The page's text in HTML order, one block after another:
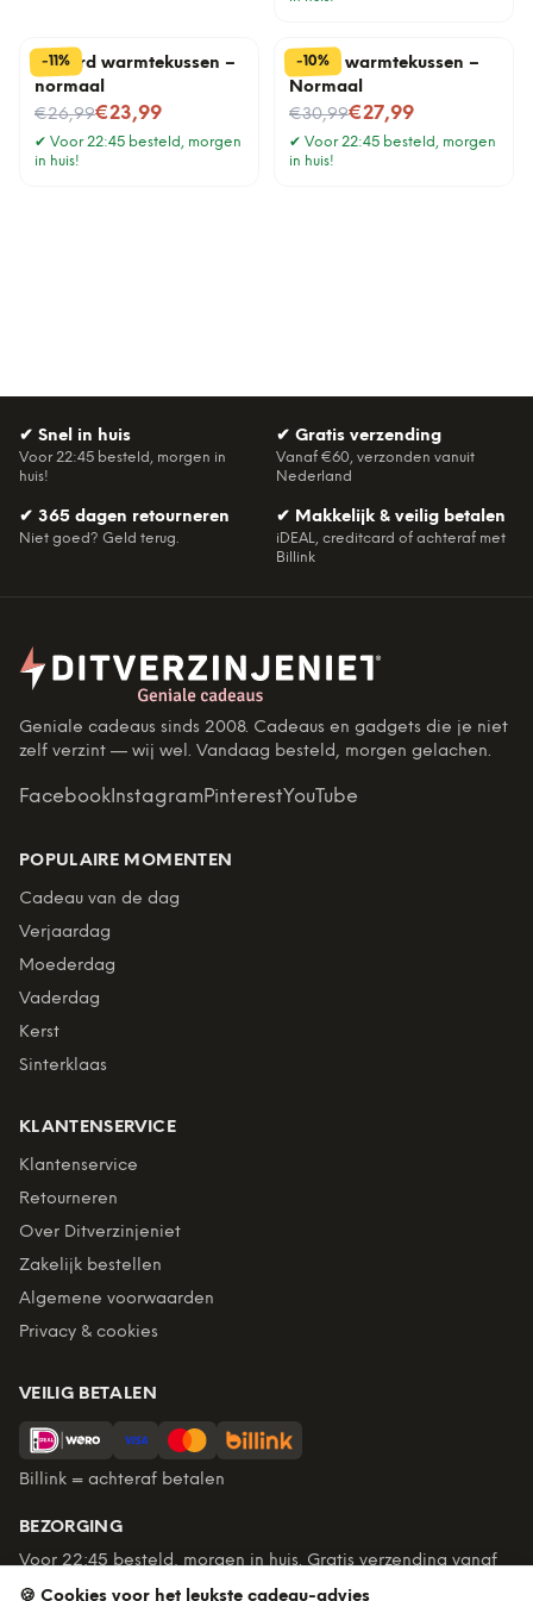
-11%
Luiaard warmtekussen –
normaal
€26,99
Nu voor€23,99
✔ Voor 22:45 besteld, morgen
in huis!
-10%
Teckel warmtekussen –
Normaal
€30,99
Nu voor€27,99
✔ Voor 22:45 besteld, morgen
in huis!
✔ Snel in huis
Voor 22:45 besteld, morgen in
huis!
✔ Gratis verzending
Vanaf €60, verzonden vanuit
Nederland
✔ 365 dagen retourneren
Niet goed? Geld terug.
✔ Makkelijk & veilig betalen
iDEAL, creditcard of achteraf met
Billink
Geniale cadeaus sinds 2008. Cadeaus en gadgets die je niet
zelf verzint — wij wel. Vandaag besteld, morgen gelachen.
Facebook InstagramPinterestYouTube
POPULAIRE MOMENTEN
Cadeau van de dag
Verjaardag
Moederdag
Vaderdag
Kerst
Sinterklaas
KLANTENSERVICE
Klantenservice
Retourneren
Over Ditverzinjeniet
Zakelijk bestellen
Algemene voorwaarden
Privacy & cookies
VEILIG BETALEN
Billink = achteraf betalen
BEZORGING
Voor 22:45 besteld, morgen in huis. Gratis verzending vanaf
€60. Tot 365 dagen retourneren.
🍪 Cookies voor het leukste cadeau-advies